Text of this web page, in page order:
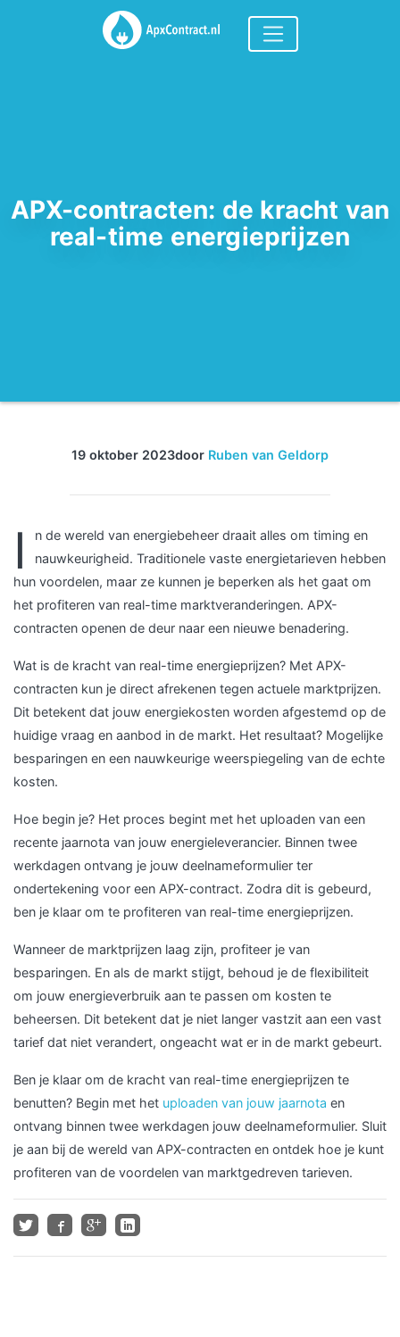
APX-contracten: de kracht van
real-time energieprijzen
19 oktober 2023door Ruben van Geldorp
I
n de wereld van energiebeheer draait alles om timing en
nauwkeurigheid. Traditionele vaste energietarieven hebben
hun voordelen, maar ze kunnen je beperken als het gaat om
het profiteren van real-time marktveranderingen. APX-
contracten openen de deur naar een nieuwe benadering.
Wat is de kracht van real-time energieprijzen? Met APX-
contracten kun je direct afrekenen tegen actuele marktprijzen.
Dit betekent dat jouw energiekosten worden afgestemd op de
huidige vraag en aanbod in de markt. Het resultaat? Mogelijke
besparingen en een nauwkeurige weerspiegeling van de echte
kosten.
Hoe begin je? Het proces begint met het uploaden van een
recente jaarnota van jouw energieleverancier. Binnen twee
werkdagen ontvang je jouw deelnameformulier ter
ondertekening voor een APX-contract. Zodra dit is gebeurd,
ben je klaar om te profiteren van real-time energieprijzen.
Wanneer de marktprijzen laag zijn, profiteer je van
besparingen. En als de markt stijgt, behoud je de flexibiliteit
om jouw energieverbruik aan te passen om kosten te
beheersen. Dit betekent dat je niet langer vastzit aan een vast
tarief dat niet verandert, ongeacht wat er in de markt gebeurt.
Ben je klaar om de kracht van real-time energieprijzen te
benutten? Begin met het uploaden van jouw jaarnota en
ontvang binnen twee werkdagen jouw deelnameformulier. Sluit
je aan bij de wereld van APX-contracten en ontdek hoe je kunt
profiteren van de voordelen van marktgedreven tarieven.